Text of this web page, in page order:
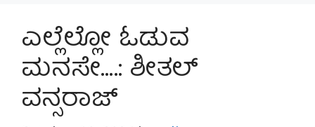
ಎಲ್ಲೆಲ್ಲೋ ಓಡುವ
ಮನಸೇ….: ಶೀತಲ್
ವನ್ಸರಾಜ್